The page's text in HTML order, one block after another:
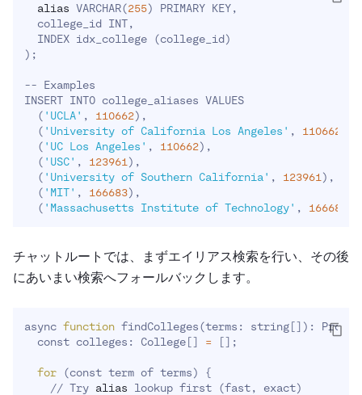
alias VARCHAR(255)
PRIMARY KEY,
  college_id INT,
  INDEX idx_college
(college_id)
) ;
-- Examples
INSERT INTO college_aliases VALUES
( 'UCLA' , 110662) ,
( 'University of California Los Angeles' , 110662
( 'UC Los Angeles' , 110662) ,
( 'USC' , 123961 ) ,
( 'University of Southern California' , 123961 ) ,
( 'MIT' , 166683) ,
( 'Massachusetts Institute of Technology' , 166683
チャットルートでは、まずエイリアス検索を行い、その後
にあいまい検索へフォールバックします。
async function findColleges(terms: string[] ) :
  const colleges: College
[] = [] ;
for (const term of terms)
{
    // Try
alias lookup first (fast, exact)